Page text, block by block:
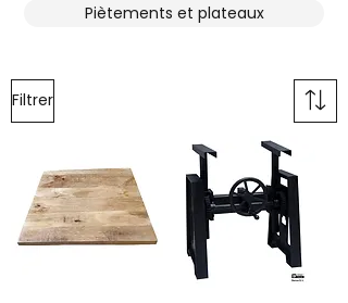
Piètements et plateaux
Filtrer